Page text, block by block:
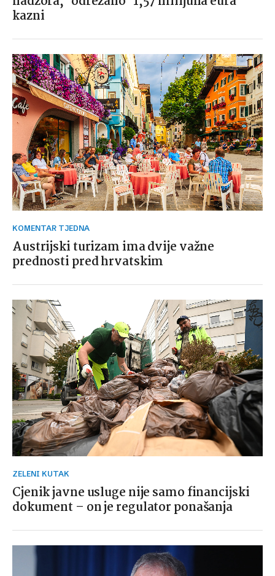
kazni
KOMENTAR TJEDNA
Austrijski turizam ima dvije važne
prednosti pred hrvatskim
ZELENI KUTAK
Cjenik javne usluge nije samo financijski
dokument – on je regulator ponašanja